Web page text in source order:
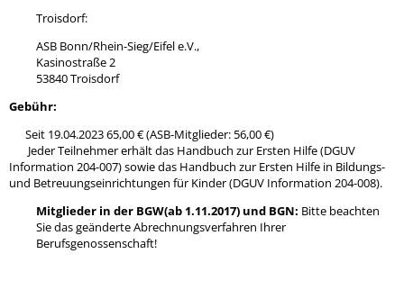
Troisdorf:
ASB Bonn/Rhein-Sieg/Eifel e.V.,
Kasinostraße 2
53840 Troisdorf
Gebühr:
Seit 19.04.2023 65,00 € (ASB-Mitglieder: 56,00 €)
Jeder Teilnehmer erhält das Handbuch zur Ersten Hilfe (DGUV
Information 204-007) sowie das Handbuch zur Ersten Hilfe in Bildungs-
und Betreuungseinrichtungen für Kinder (DGUV Information 204-008).
Mitglieder in der BGW(ab 1.11.2017) und BGN: Bitte beachten
Sie das geänderte Abrechnungsverfahren Ihrer
Berufsgenossenschaft!